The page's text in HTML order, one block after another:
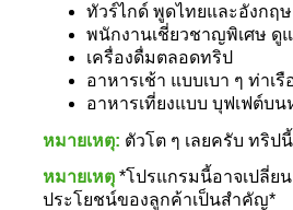
ทัวร์ไกด์ พูดไทยและอังกฤษ
พนักงานเชี่ยวชาญพิเศษ ดู
เครื่องดื่มตลอดทริป
อาหารเช้า แบบเบา ๆ ท่าเรื
อาหารเที่ยงแบบ บุฟเฟต์บ
หมายเหตุ: ตัวโต ๆ เลยครับ ทริป
หมายเหตุ *โปรแกรมนี้อาจเปลี่ย
ประโยชน์ของลูกค้าเป็นสำคัญ*